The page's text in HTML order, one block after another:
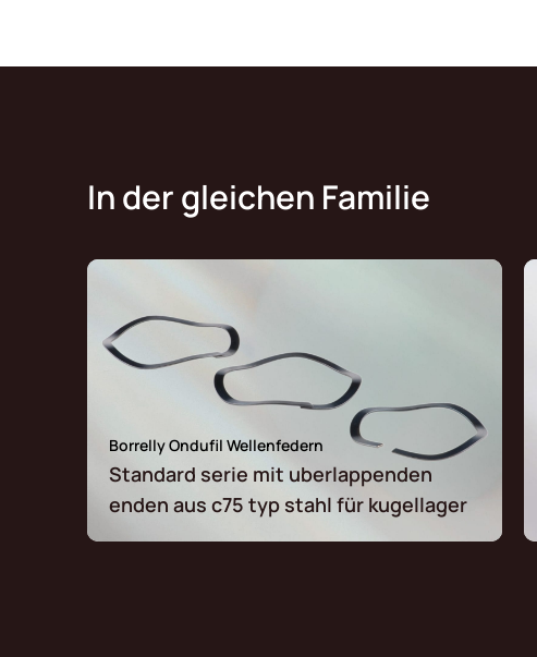
In der gleichen Familie
Borrelly Ondufil Wellenfedern
Standard serie mit uberlappenden
enden aus c75 typ stahl für kugellager